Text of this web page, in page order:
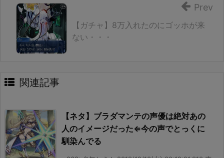
【ガチャ】8万入れたのにゴッホが来
ない・・・
Prev
関連記事
【ネタ】ブラダマンテの声優は絶対あの
人のイメージだった⇐今の声でとっくに
馴染んでる